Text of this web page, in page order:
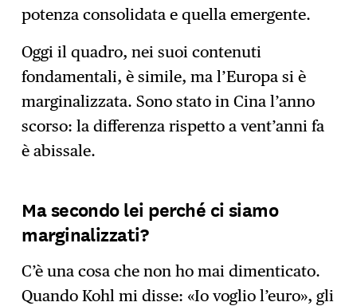
potenza consolidata e quella emergente.
Oggi il quadro, nei suoi contenuti
fondamentali, è simile, ma l’Europa si è
marginalizzata. Sono stato in Cina l’anno
scorso: la differenza rispetto a vent’anni fa
è abissale.
Ma secondo lei perché ci siamo
marginalizzati?
C’è una cosa che non ho mai dimenticato.
Quando Kohl mi disse: «Io voglio l’euro», gli